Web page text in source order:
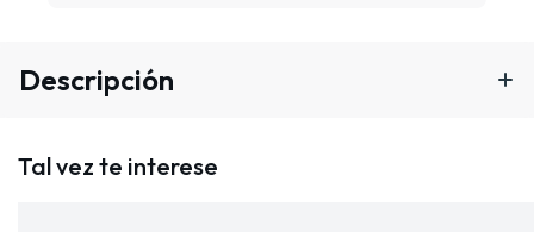
Descripción
Tal vez te interese